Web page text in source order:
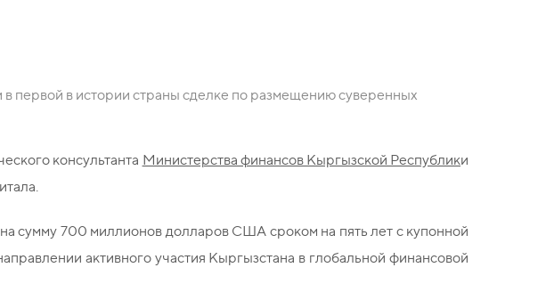
первой в истории страны сделке по размещению суверенных
консультанта Министерства финансов Кыргызской Республики
сумму 700 миллионов долларов США сроком на пять лет с купонной
активного участия Кыргызстана в глобальной финансовой